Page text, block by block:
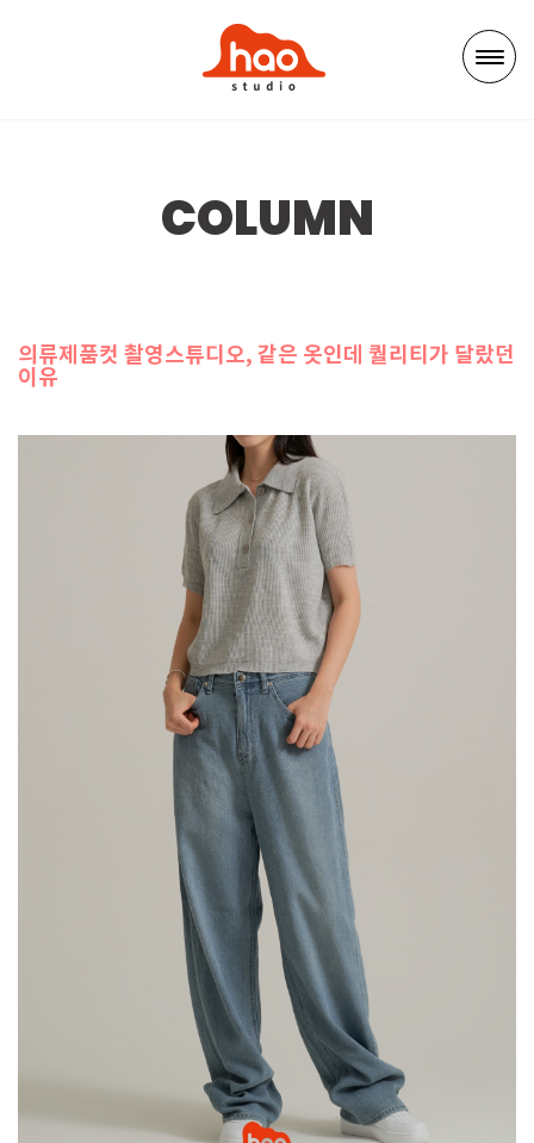
COLUMN
의류제품컷 촬영스튜디오, 같은 옷인데 퀄리티가 달랐던
이유